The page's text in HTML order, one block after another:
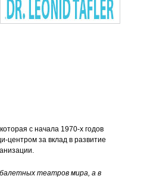
с начала 1970-х годов
центром за вклад в развитие
театров мира, а в